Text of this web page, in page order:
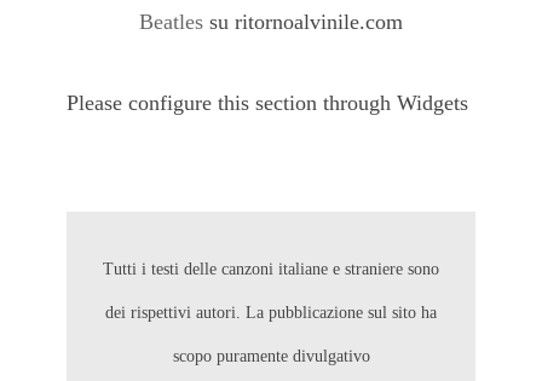
Beatles su ritornoalvinile.com
Please configure this section through Widgets
Tutti i testi delle canzoni italiane e straniere sono
dei rispettivi autori. La pubblicazione sul sito ha
scopo puramente divulgativo